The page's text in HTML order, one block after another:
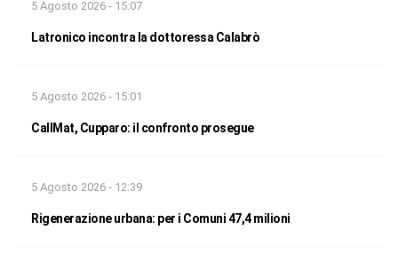
5 Agosto 2026 - 15:07
Latronico incontra la dottoressa Calabrò
5 Agosto 2026 - 15:01
CallMat, Cupparo: il confronto prosegue
5 Agosto 2026 - 12:39
Rigenerazione urbana: per i Comuni 47,4 milioni